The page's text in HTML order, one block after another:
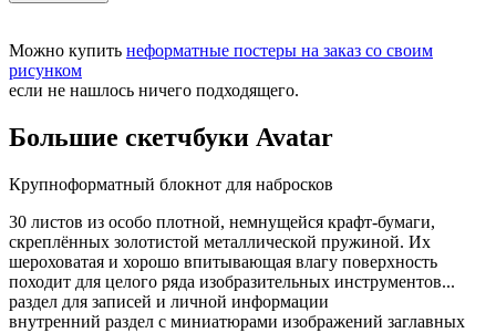
Можно купить неформатные постеры на заказ со своим
рисунком
если не нашлось ничего подходящего.
Большие скетчбуки Avatar
Крупноформатный блокнот для набросков
30 листов из особо плотной, немнущейся крафт-бумаги,
скреплённых золотистой металлической пружиной. Их
шероховатая и хорошо впитывающая влагу поверхность
походит для целого ряда изобразительных инструментов...
раздел для записей и личной информации
внутренний раздел с миниатюрами изображений заглавных